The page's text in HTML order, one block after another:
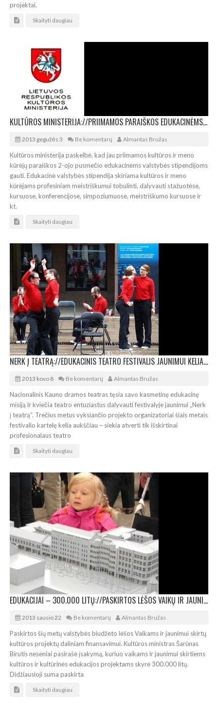
projektai.
Skaityti daugiau
KULTŪROS MINISTERIJA://PRIIMAMOS PARAIŠKOS EDUKACINĖMS STIPENDIJOMS
2013 gegužės 3 Be komentarų Almantas Bružas
Kultūros ministerija paskelbė, kad jau priimamos kultūros ir meno
kūrėjų paraiškos 2-ojo pusmečio edukacinėms valstybės stipendijoms
gauti. Edukacinė valstybės stipendija skiriama kultūros ir meno
kūrėjams profesiniam meistriškumui tobulinti, dalyvauti stažuotėse,
kursuose, konferencijose, simpoziumuose, meistriškumo kursuose ir
kt.
Skaityti daugiau
NERK Į TEATRĄ://EDUKACINIS TEATRO FESTIVALIS JAUNIMUI KELIA KARTELĘ
2013 kovo 8 Be komentarų Almantas Bružas
Nacionalinis Kauno dramos teatras tęsia savo kasmetinę edukacinę
misiją ir kviečia teatro entuziastus dalyvauti festivalyje jaunimui „Nerk
į teatrą“. Trečius metus vyksiančio projekto organizatoriai šiais metais
festivalio kartelę kelia aukščiau – siekia atverti tik išskirtinai
profesionalaus teatro
Skaityti daugiau
EDUKACIJAI – 300.000 LITŲ://PASKIRTOS LĖŠOS VAIKŲ IR JAUNIMO KULTŪROS PROJEKTAMS
2013 sausio 22 Be komentarų Almantas Bružas
Paskirtos šių metų valstybės biudžeto lėšos Vaikams ir jaunimui skirtų
kultūros projektų daliniam finansavimui. Kultūros ministras Šarūnas
Birutis neseniai pasirašė įsakymą, kuriuo vaikams ir jaunimui skirtiems
kultūros ir kultūrinės edukacijos projektams skyrė 300.000 litų.
Didžiausioji suma paskirta
Skaityti daugiau